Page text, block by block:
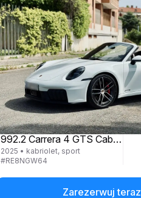
Porsche
992.2 Carrera 4 GTS Cabrio '25
2025 • kabriolet, sport
#RE8NGW64
Zarezerwuj teraz